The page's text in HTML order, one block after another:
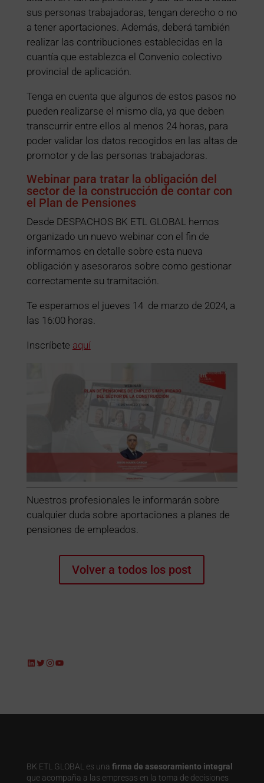
sus personas trabajadoras, tengan derecho o no
a tener aportaciones. Además, deberá también
realizar las contribuciones establecidas en la
cuantía que establezca el Convenio colectivo
provincial de aplicación.
Tenga en cuenta que algunos de estos pasos no
pueden realizarse el mismo día, ya que deben
transcurrir entre ellos al menos 24 horas, para
poder validar los datos recogidos en las altas de
promotor y de las personas trabajadoras.
Webinar para tratar la obligación del
sector de la construcción de contar con
el Plan de Pensiones
Desde DESPACHOS BK ETL GLOBAL hemos
organizado un nuevo webinar con el fin de
informamos en detalle sobre esta nueva
obligación y asesoraros sobre como gestionar
correctamente su tramitación.
Te esperamos el jueves 14 de marzo de 2024, a
las 16:00 horas.
Inscríbete aquí
Nuestros profesionales le informarán sobre
cualquier duda sobre aportaciones a planes de
pensiones de empleados.
Volver a todos los post
LinkedIn
Twitter
Instagram
YouTube
BK ETL GLOBAL es una firma de asesoramiento integral
que acompaña a las empresas en la toma de decisiones